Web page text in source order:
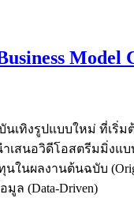
เทิงรูปแบบใหม่ ที่เริ่ม
สนอวิดีโอสตรีมมิ่งแบ
ผลงานต้นฉบับ
ล (Data-Driven)